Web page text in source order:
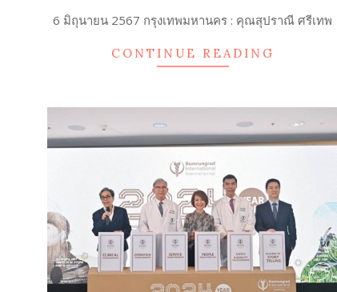
07
6 มิถุนายน 2567 กรุงเทพมหานคร : คุณสุปราณี ศรีเทพ
CONTINUE READING